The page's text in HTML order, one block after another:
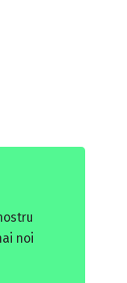
noi